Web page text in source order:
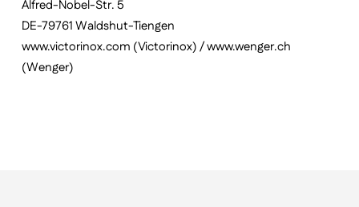
Alfred-Nobel-Str. 5
DE-79761 Waldshut-Tiengen
www.victorinox.com (Victorinox) / www.wenger.ch
(Wenger)